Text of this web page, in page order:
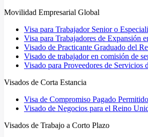
Movilidad Empresarial Global
Visa para Trabajador Senior o
Visa para Trabajadores de Expansión
Visado de Practicante Graduado del
Visado de trabajador en comisión de
Visado para Proveedores de Servicios
Visados de Corta Estancia
Visa de Compromiso Pagado Permitido
Visado de Negocios para el Reino
Visados de Trabajo a Corto Plazo